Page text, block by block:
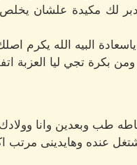
لك مكيدة علشان
البيه الله يكرم
بكرة تجي ليا العزبة
طب وبعدين وانا
عنده وهايدينى